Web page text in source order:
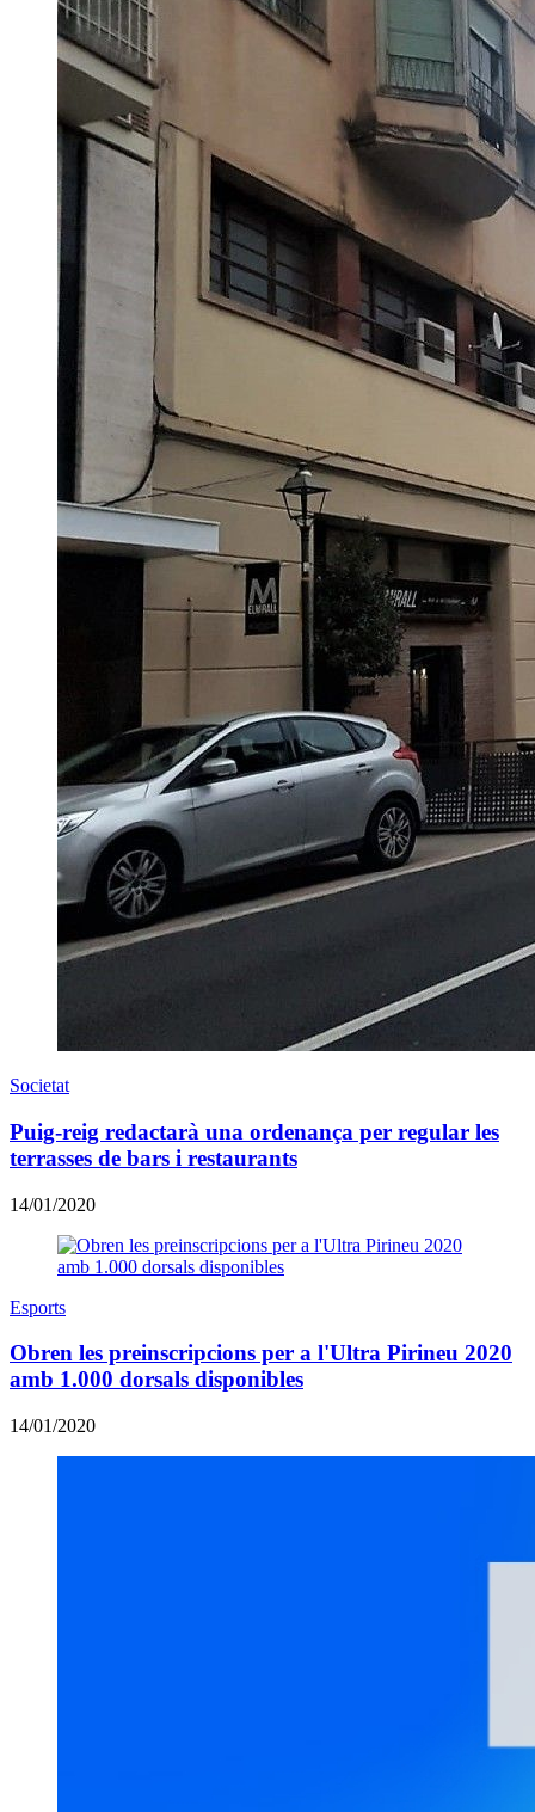
Societat
Puig-reig redactarà una ordenança per regular les
terrasses de bars i restaurants
14/01/2020
Esports
Obren les preinscripcions per a l'Ultra Pirineu 2020
amb 1.000 dorsals disponibles
14/01/2020